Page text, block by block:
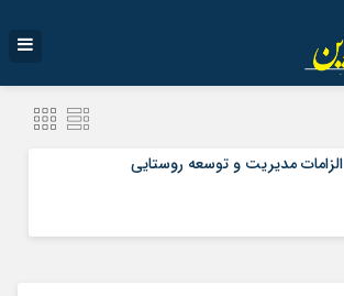
الزامات مدیریت و توسعه روستایی